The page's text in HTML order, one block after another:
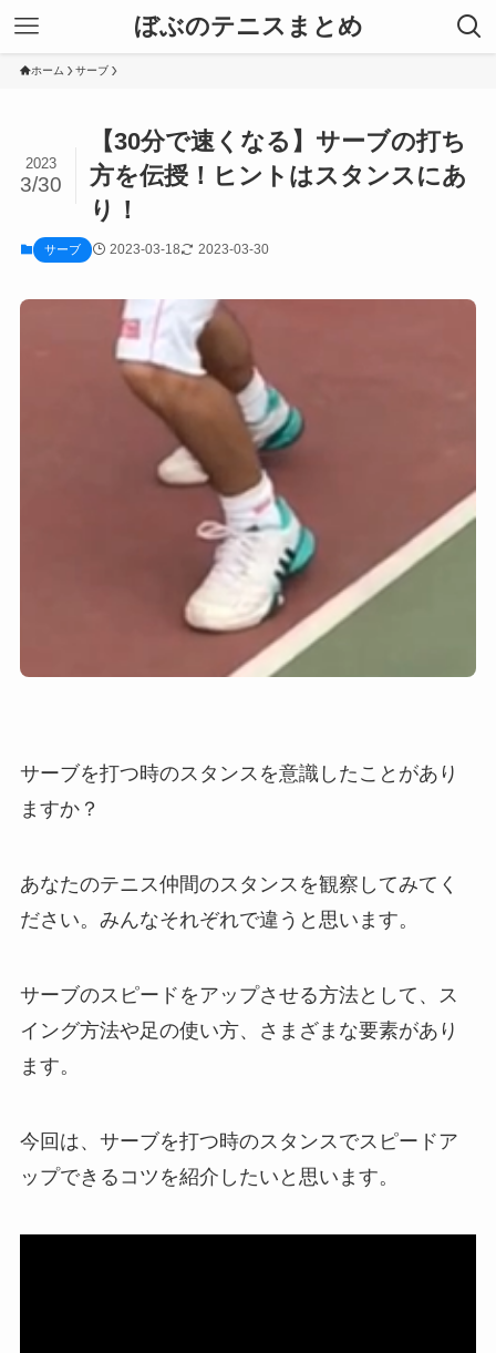
ぼぶのテニスまとめ
ホーム サーブ
【30分で速くなる】サーブの打ち
方を伝授！ヒントはスタンスにあ
り！
2023
3/30
サーブ 2023-03-18 2023-03-30
サーブを打つ時のスタンスを意識したことがあり
ますか？
あなたのテニス仲間のスタンスを観察してみてく
ださい。みんなそれぞれで違うと思います。
サーブのスピードをアップさせる方法として、ス
イング方法や足の使い方、さまざまな要素があり
ます。
今回は、サーブを打つ時のスタンスでスピードア
ップできるコツを紹介したいと思います。